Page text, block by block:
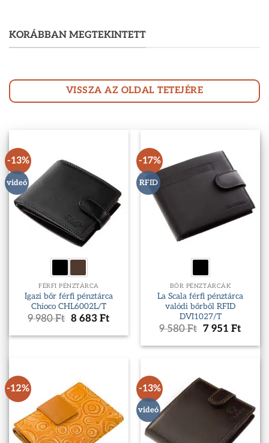
KORÁBBAN MEGTEKINTETT
VISSZA AZ OLDAL TETEJÉRE
-13%
videó
FÉRFI PÉNZTÁRCA
Igazi bőr férfi pénztárca
Chioco CHL6002L/T
9 980Ft Original
was:
8 683 FtCurrent
is:
-17%
RFID
BŐR PÉNZTÁRCÁK
La Scala férfi pénztárca
valódi bőrből RFID
DVI1027/T
9 580Ft Original
was:
7 951 Ft
is:
-12% -13%
videó